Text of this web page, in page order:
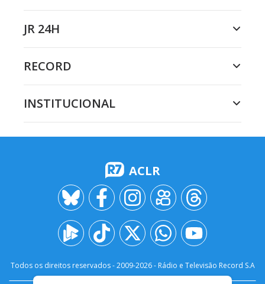
JR 24H
RECORD
INSTITUCIONAL
ACLR
Todos os direitos reservados - 2009-2026- Rádio e Televisão Record S.A